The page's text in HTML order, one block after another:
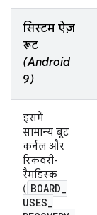
सिस्टम ऐज़
रूट
(Android
9)
इसमें
सामान्य बूट
कर्नल और
रिकवरी-
रैमडिस्क
( BOARD_
USES_